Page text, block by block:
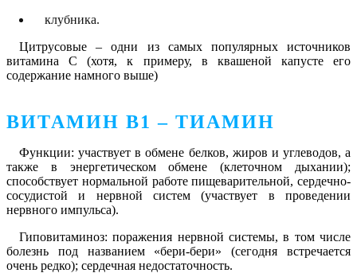
клубника.
Цитрусовые – одни из самых популярных источников
витамина С (хотя, к примеру, в квашеной капусте его
содержание намного выше)
ВИТАМИН В1 – ТИАМИН
Функции: участвует в обмене белков, жиров и углеводов, а
также в энергетическом обмене (клеточном дыхании);
способствует нормальной работе пищеварительной, сердечно-
сосудистой и нервной систем (участвует в проведении
нервного импульса).
Гиповитаминоз: поражения нервной системы, в том числе
болезнь под названием «бери-бери» (сегодня встречается
очень редко); сердечная недостаточность.